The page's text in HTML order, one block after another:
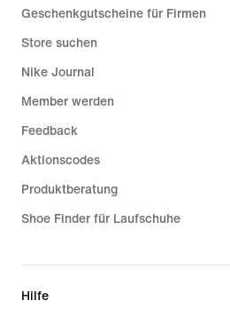
Geschenkgutscheine für Firmen
Store suchen
Nike Journal
Member werden
Feedback
Aktionscodes
Produktberatung
Shoe Finder für Laufschuhe
Hilfe